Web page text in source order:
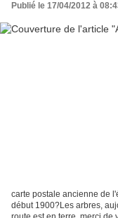
Publié le 17/04/2012 à
carte postale ancienne de
début 1900?Les arbres,